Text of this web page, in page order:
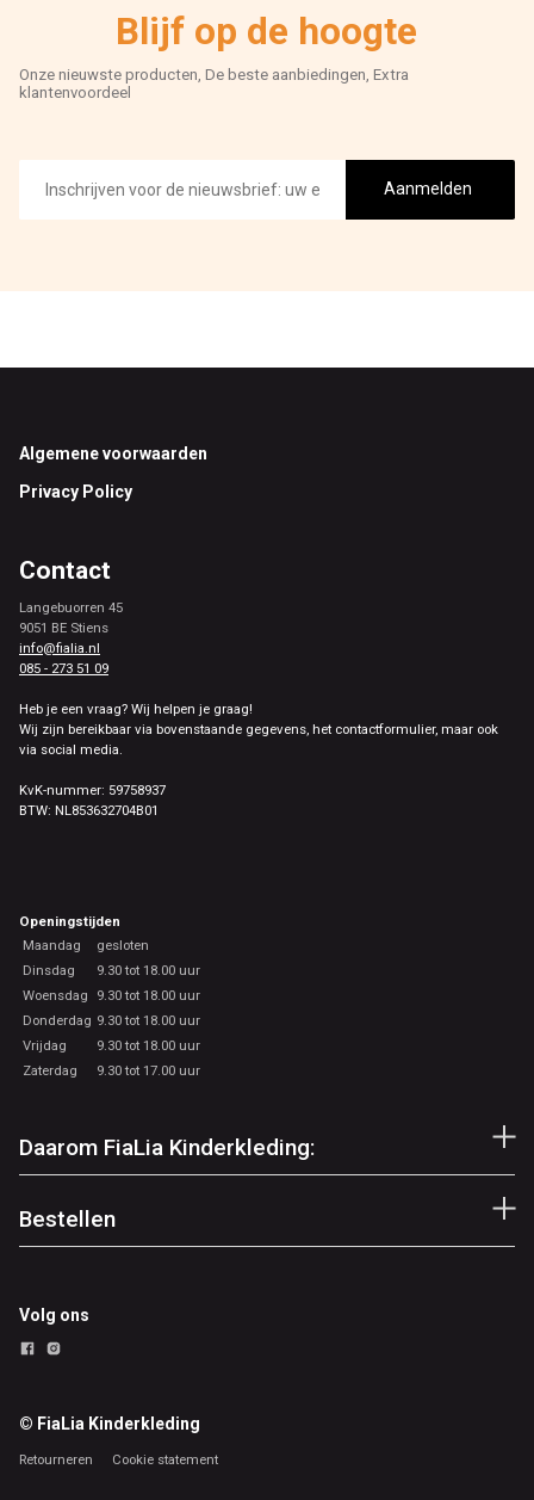
Blijf op de hoogte
Onze nieuwste producten, De beste aanbiedingen, Extra
klantenvoordeel
mailadres
Aanmelden
Footer
Algemene voorwaarden
Privacy Policy
Contact
Langebuorren 45
9051 BE Stiens
info@fialia.nl
085 - 273 51 09
Heb je een vraag? Wij helpen je graag!
Wij zijn bereikbaar via bovenstaande gegevens, het contactformulier, maar ook
via social media.
KvK-nummer: 59758937
BTW: NL853632704B01
Openingstijden
Maandag
gesloten
Dinsdag
9.30 tot 18.00 uur
Woensdag
9.30 tot 18.00 uur
Donderdag 9.30 tot 18.00 uur
Vrijdag
9.30 tot 18.00 uur
Zaterdag
9.30 tot 17.00 uur
Daarom FiaLia Kinderkleding:
Bestellen
Volg ons
© FiaLia Kinderkleding
Retourneren Cookie statement